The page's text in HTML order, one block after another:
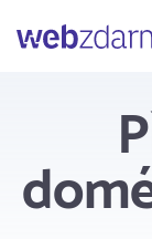
Webzdarma